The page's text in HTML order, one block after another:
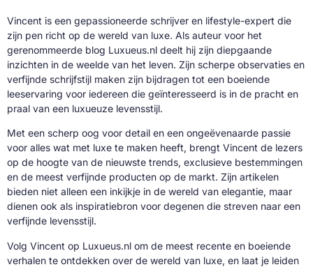
Vincent is een gepassioneerde schrijver en lifestyle-expert die
zijn pen richt op de wereld van luxe. Als auteur voor het
gerenommeerde blog Luxueus.nl deelt hij zijn diepgaande
inzichten in de weelde van het leven. Zijn scherpe observaties en
verfijnde schrijfstijl maken zijn bijdragen tot een boeiende
leeservaring voor iedereen die geïnteresseerd is in de pracht en
praal van een luxueuze levensstijl.
Met een scherp oog voor detail en een ongeëvenaarde passie
voor alles wat met luxe te maken heeft, brengt Vincent de lezers
op de hoogte van de nieuwste trends, exclusieve bestemmingen
en de meest verfijnde producten op de markt. Zijn artikelen
bieden niet alleen een inkijkje in de wereld van elegantie, maar
dienen ook als inspiratiebron voor degenen die streven naar een
verfijnde levensstijl.
Volg Vincent op Luxueus.nl om de meest recente en boeiende
verhalen te ontdekken over de wereld van luxe, en laat je leiden